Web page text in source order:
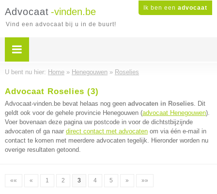
Ik ben een advocaat
Advocaat -vinden.be
Vind een advocaat bij u in de buurt!
U bent nu hier: Home » Henegouwen » Roselies
Advocaat Roselies (3)
Advocaat-vinden.be bevat helaas nog geen advocaten in Roselies. Dit
geldt ook voor de gehele provincie Henegouwen (advocaat Henegouwen).
Voer bovenaan deze pagina uw postcode in voor de dichtstbijzijnde
advocaten of ga naar direct contact met advocaten om via één e-mail in
contact te komen met meerdere advocaten tegelijk. Hieronder worden nu
overige resultaten getoond.
«« « 1 2 3 4 5 » »»